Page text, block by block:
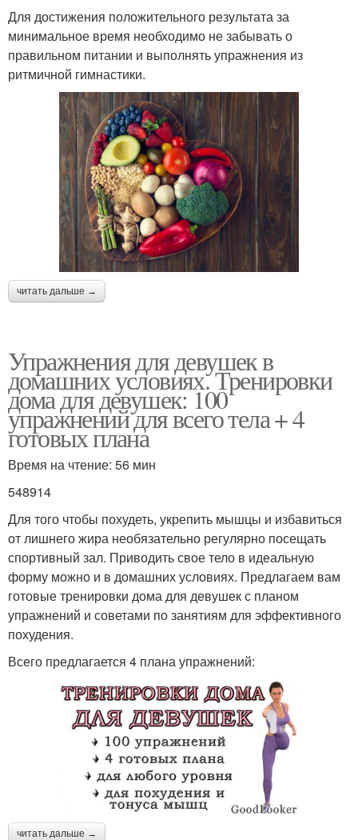
Для достижения положительного результата за
минимальное время необходимо не забывать о
правильном питании и выполнять упражнения из
ритмичной гимнастики.
читать дальше →
Упражнения для девушек в
домашних условиях. Тренировки
дома для девушек: 100
упражнений для всего тела + 4
готовых плана
Время на чтение: 56 мин
548914
Для того чтобы похудеть, укрепить мышцы и избавиться
от лишнего жира необязательно регулярно посещать
спортивный зал. Приводить свое тело в идеальную
форму можно и в домашних условиях. Предлагаем вам
готовые тренировки дома для девушек с планом
упражнений и советами по занятиям для эффективного
похудения.
Всего предлагается 4 плана упражнений:
читать дальше →